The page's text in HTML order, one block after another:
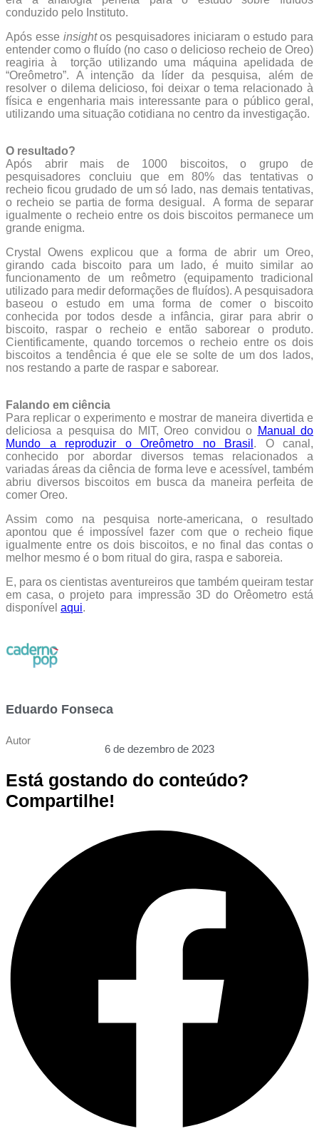
conduzido pelo Instituto.
Após esse insightos pesquisadores iniciaram o estudo para
entender como o fluído (no caso o delicioso recheio de Oreo)
reagiria à torção utilizando uma máquina apelidada de
“Oreômetro”. A intenção da líder da pesquisa, além de
resolver o dilema delicioso, foi deixar o tema relacionado à
física e engenharia mais interessante para o público geral,
utilizando uma situação cotidiana no centro da investigação.
O resultado?
Após abrir mais de 1000 biscoitos, o grupo de
pesquisadores concluiu que em 80% das tentativas o
recheio ficou grudado de um só lado, nas demais tentativas,
o recheio se partia de forma desigual. A forma de separar
igualmente o recheio entre os dois biscoitos permanece um
grande enigma.
Crystal Owens explicou que a forma de abrir um Oreo,
girando cada biscoito para um lado, é muito similar ao
funcionamento de um reômetro (equipamento tradicional
utilizado para medir deformações de fluídos). A pesquisadora
baseou o estudo em uma forma de comer o biscoito
conhecida por todos desde a infância, girar para abrir o
biscoito, raspar o recheio e então saborear o produto.
Cientificamente, quando torcemos o recheio entre os dois
biscoitos a tendência é que ele se solte de um dos lados,
nos restando a parte de raspar e saborear.
Falando em ciência
Para replicar o experimento e mostrar de maneira divertida e
deliciosa a pesquisa do MIT, Oreo convidou o Manual do
Mundo a reproduzir o Oreômetro no Brasil . O canal,
conhecido por abordar diversos temas relacionados a
variadas áreas da ciência de forma leve e acessível, também
abriu diversos biscoitos em busca da maneira perfeita de
comer Oreo.
Assim como na pesquisa norte-americana, o resultado
apontou que é impossível fazer com que o recheio fique
igualmente entre os dois biscoitos, e no final das contas o
melhor mesmo é o bom ritual do gira, raspa e saboreia.
E, para os cientistas aventureiros que também queiram testar
em casa, o projeto para impressão 3D do Orêometro está
disponível aqui.
Eduardo Fonseca
Autor
6 de dezembro de 2023
Está gostando do conteúdo?
Compartilhe!